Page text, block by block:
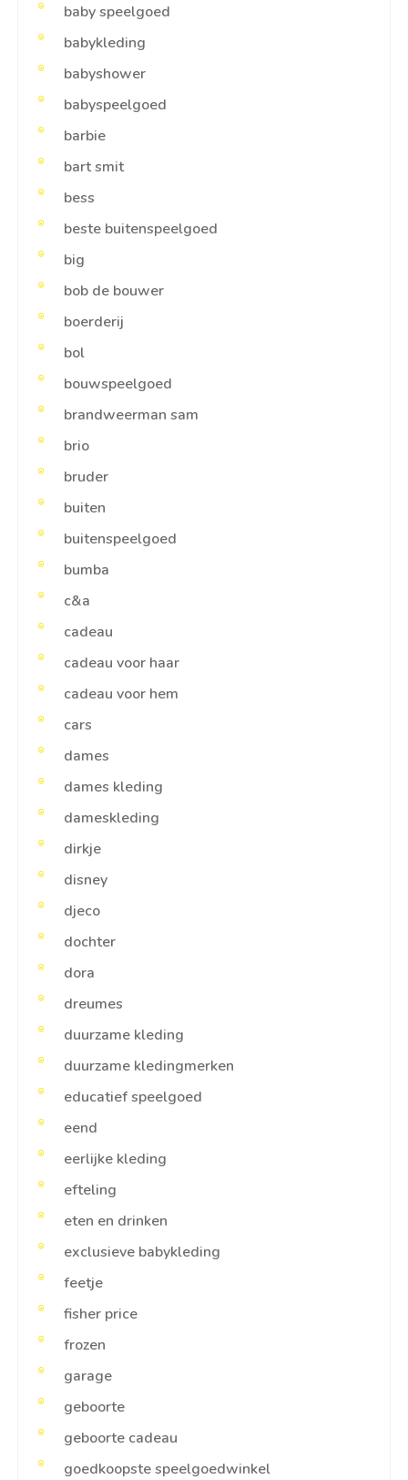
baby speelgoed
babykleding
babyshower
babyspeelgoed
barbie
bart smit
bess
beste buitenspeelgoed
big
bob de bouwer
boerderij
bol
bouwspeelgoed
brandweerman sam
brio
bruder
buiten
buitenspeelgoed
bumba
c&a
cadeau
cadeau voor haar
cadeau voor hem
cars
dames
dames kleding
dameskleding
dirkje
disney
djeco
dochter
dora
dreumes
duurzame kleding
duurzame kledingmerken
educatief speelgoed
eend
eerlijke kleding
efteling
eten en drinken
exclusieve babykleding
feetje
fisher price
frozen
garage
geboorte
geboorte cadeau
goedkoopste speelgoedwinkel